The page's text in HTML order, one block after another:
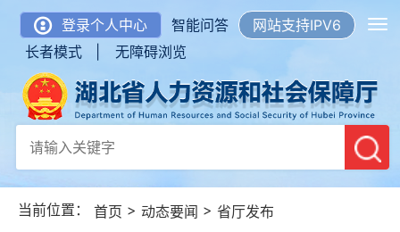
登录个人中心 智能问答
网站支持IPV6
长者模式 |
无障碍浏览
当前位置： 首页 > 动态要闻 > 省厅发布